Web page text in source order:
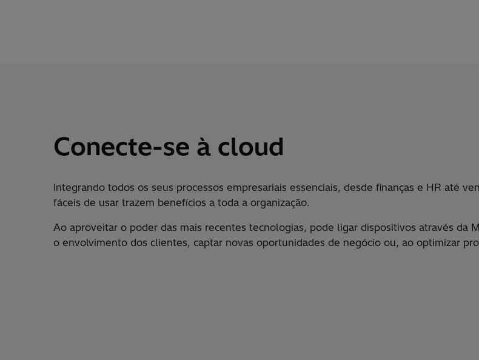
Conecte-se à cloud
Integrando todos os seus processos empresariais essenciais, desde finanças e HR até
fáceis de usar trazem benefícios a toda a organização.
Ao aproveitar o poder das mais recentes tecnologias, pode ligar dispositivos através da
o envolvimento dos clientes, captar novas oportunidades de negócio ou, ao optimizar